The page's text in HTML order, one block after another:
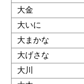
大金
大いに
大まかな
大げさな
大川